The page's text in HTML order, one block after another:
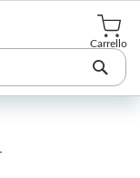
Carrello
Cerca